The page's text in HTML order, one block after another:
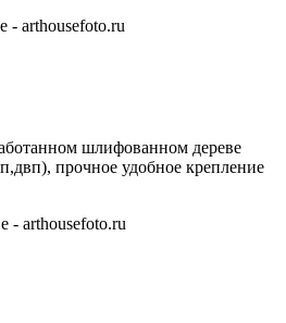
шлифованном дереве
прочное удобное крепление